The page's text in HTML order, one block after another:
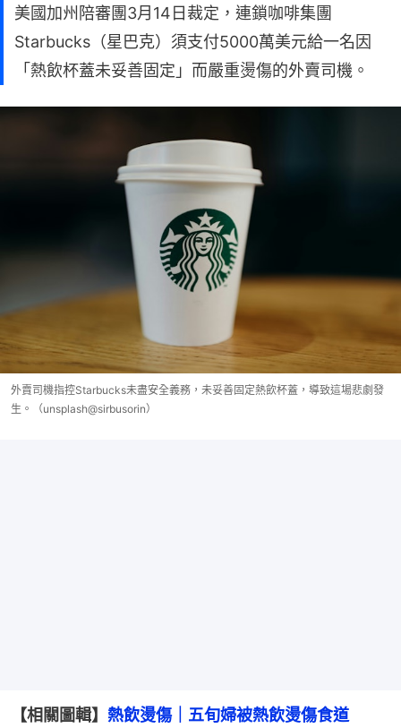
美國加州陪審團3月14日裁定，連鎖咖啡集團
Starbucks（星巴克）須支付5000萬美元給一名因
「熱飲杯蓋未妥善固定」而嚴重燙傷的外賣司機。
外賣司機指控Starbucks未盡安全義務，未妥善固定熱飲杯蓋，導致這場悲劇發
生。（unsplash@sirbusorin）
【相關圖輯】 熱飲燙傷｜五旬婦被熱飲燙傷食道